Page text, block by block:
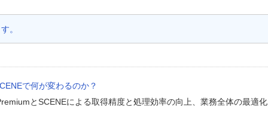
。
で何が変わるのか？
とSCENEによる取得精度と処理効率の向上、業務全体の最適